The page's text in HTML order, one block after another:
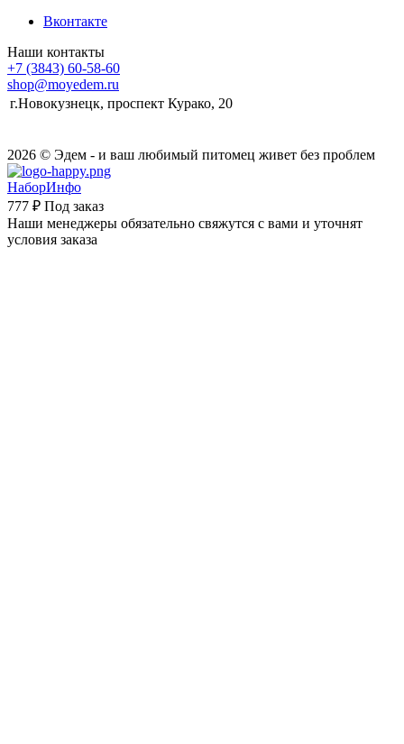
Вконтакте
Наши контакты
+7 (3843) 60-58-60
shop@moyedem.ru
г.Новокузнецк, проспект Курако, 20
2026 © Эдем - и ваш любимый питомец живет без проблем
НаборИнфо
777 ₽ Под заказ
Наши менеджеры обязательно свяжутся с вами и уточнят
условия заказа